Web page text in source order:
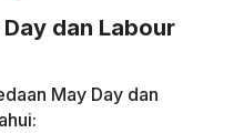
dan Labour
May Day dan